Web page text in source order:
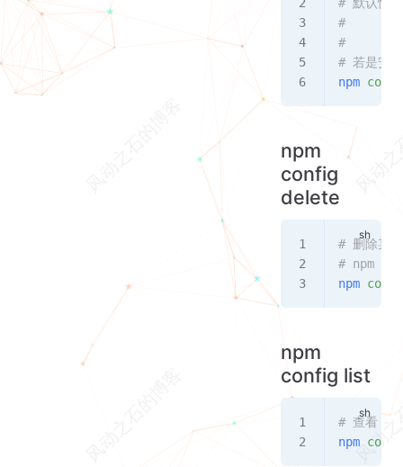
#
#     mac
# 若是安
npm
npm
config
delete
# 删除某
# npm
npm
npm
config list
# 查看
npm